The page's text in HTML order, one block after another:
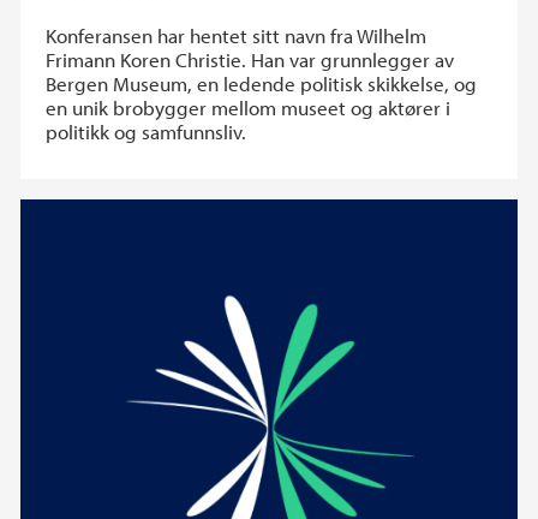
Konferansen har hentet sitt navn fra Wilhelm
Frimann Koren Christie. Han var grunnlegger av
Bergen Museum, en ledende politisk skikkelse, og
en unik brobygger mellom museet og aktører i
politikk og samfunnsliv.